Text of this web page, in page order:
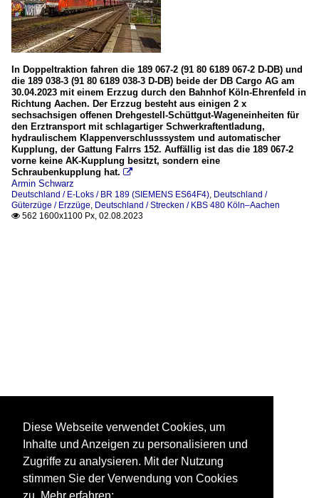
In Doppeltraktion fahren die 189 067-2 (91 80 6189 067-2 D-DB) und
die 189 038-3 (91 80 6189 038-3 D-DB) beide der DB Cargo AG am
30.04.2023 mit einem Erzzug durch den Bahnhof Köln-Ehrenfeld in
Richtung Aachen. Der Erzzug besteht aus einigen 2 x
sechsachsigen offenen Drehgestell-Schüttgut-Wageneinheiten für
den Erztransport mit schlagartiger Schwerkraftentladung,
hydraulischem Klappenverschlusssystem und automatischer
Kupplung, der Gattung Falrrs 152. Auffällig ist das die 189 067-2
vorne keine AK-Kupplung besitzt, sondern eine
Schraubenkupplung hat. 
Armin Schwarz
Deutschland / E-Loks / BR 189 (SIEMENS ES64F4), Deutschland /
Güterzüge / Erzzüge, Deutschland / Strecken / KBS 480 Köln–Aachen
 562 1600x1100 Px, 02.08.2023
Diese Webseite verwendet Cookies, um
Inhalte und Anzeigen zu personalisieren und
Zugriffe zu analysieren. Mit der Nutzung
stimmen Sie der Verwendung von Cookies